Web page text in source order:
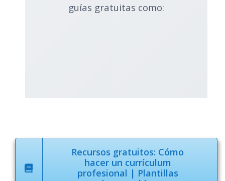
guías gratuitas como:
Recursos gratuitos: Cómo
hacer un currículum
profesional | Plantillas